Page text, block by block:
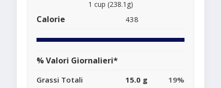
1 cup (238.1g)
Calorie 438
% Valori Giornalieri*
Grassi Totali 15.0 g
19%